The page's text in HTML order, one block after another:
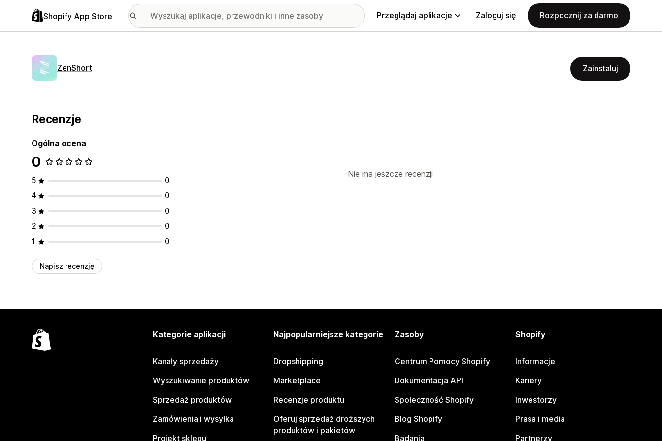
Shopify App Store Przeglądaj aplikacje Zaloguj się Rozpocznij za darmo
ZenShort Zainstaluj
Recenzje
Ogólna ocena
0
5
0
4
0
3
0
2
0
1
0
Napisz recenzję
Nie ma jeszcze recenzji
Kategorie aplikacji
Kanały sprzedaży
Wyszukiwanie produktów
Sprzedaż produktów
Zamówienia i wysyłka
Projekt sklepu
Najpopularniejsze kategorie
Dropshipping
Marketplace
Recenzje produktu
Oferuj sprzedaż droższych
produktów i pakietów
Zasoby
Centrum Pomocy Shopify
Dokumentacja API
Społeczność Shopify
Blog Shopify
Badania
Shopify
Informacje
Kariery
Inwestorzy
Prasa i media
Partnerzy